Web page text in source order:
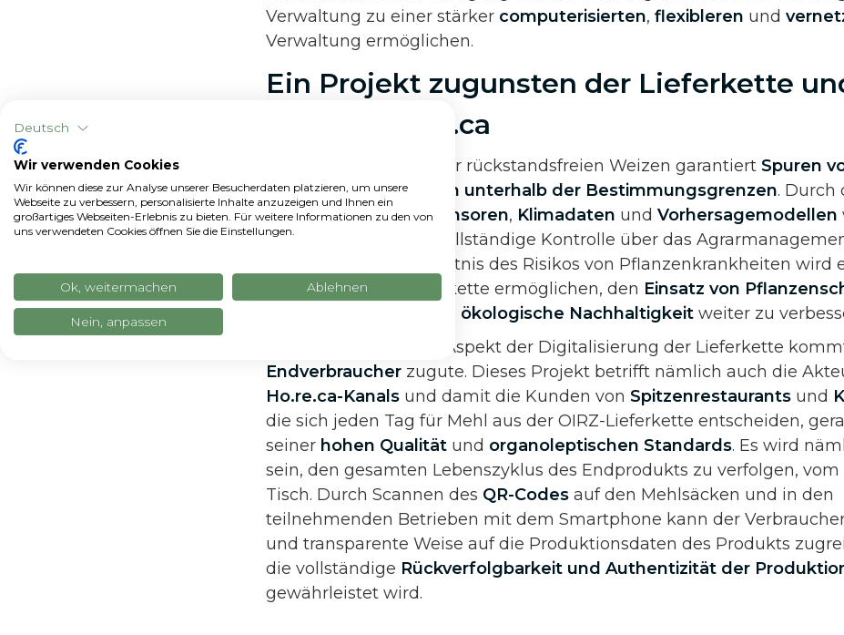
Verwaltung zu einer stärker computerisierten, flexibleren und
Verwaltung ermöglichen.
Ein Projekt zugunsten der Lieferkette
Sektors Ho.re.ca
Die OIRZ-Lieferkette für rückstandsfreien Weizen garantiert Spuren
Pflanzenschutzmitteln unterhalb der Bestimmungsgrenzen. Durch
Integration vonIoT-Sensoren, Klimadaten und Vorhersagemodellen
Plattform xFarm die vollständige Kontrolle über das
ermöglichen: Die Kenntnis des Risikos von Pflanzenkrankheiten wird
gesamten OIRZ-Lieferkette ermöglichen, den Einsatz von
ökologische Nachhaltigkeit weiter zu
Ein weiterer positiver Aspekt der Digitalisierung der Lieferkette
Endverbraucher zugute. Dieses Projekt betrifft nämlich auch die
Ho.re.ca-Kanals und damit die Kunden von Spitzenrestaurants und
die sich jeden Tag für Mehl aus der OIRZ-Lieferkette entscheiden,
seiner hohen Qualität und organoleptischen Standards. Es wird
sein, den gesamten Lebenszyklus des Endprodukts zu verfolgen, vom
Tisch. Durch Scannen des QR-Codes auf den Mehlsäcken und in den
teilnehmenden Betrieben mit dem Smartphone kann der
und transparente Weise auf die Produktionsdaten des Produkts
die vollständige Rückverfolgbarkeit und Authentizität der
gewährleistet wird.
Deutsch
Wir verwenden Cookies
Wir können diese zur Analyse unserer Besucherdaten platzieren, um unsere
Webseite zu verbessern, personalisierte Inhalte anzuzeigen und Ihnen ein
großartiges Webseiten-Erlebnis zu bieten. Für weitere Informationen zu den von
uns verwendeten Cookies öffnen Sie die Einstellungen.
Ok, weitermachen Ablehnen
Nein, anpassen